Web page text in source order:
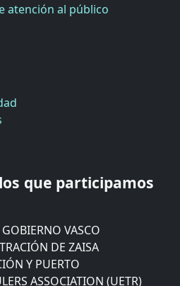
atención al público
que participamos
MOVILIDAD DEL
VASCO
DE ZAISA
Y PUERTO
ASSOCIATION (UETR)